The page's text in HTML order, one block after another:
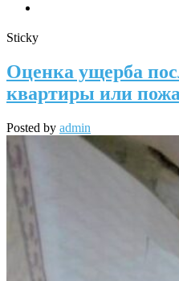
Sticky
Оценка ущерба
квартиры или
Posted by admin